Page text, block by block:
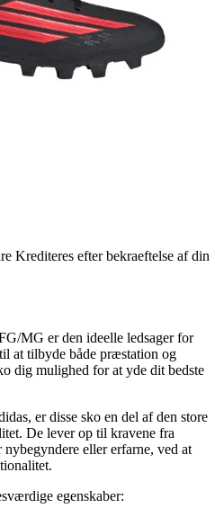
Krediteres efter bekraeftelse af din
MG er den ideelle ledsager for
at tilbyde både præstation og
dig mulighed for at yde dit bedste
er disse sko en del af den store
De lever op til kravene fra
eller erfarne, ved at
egenskaber: